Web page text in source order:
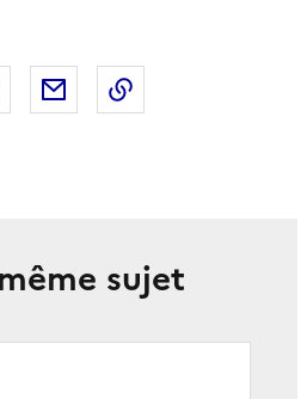
sur X
Partager sur LinkedIn
Partager par email
sujet